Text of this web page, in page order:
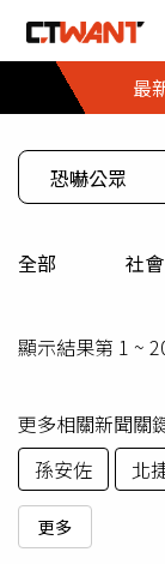
最
全部 社會
顯示結果第 1 ~
更多相關新聞關
孫安佐
北
更多